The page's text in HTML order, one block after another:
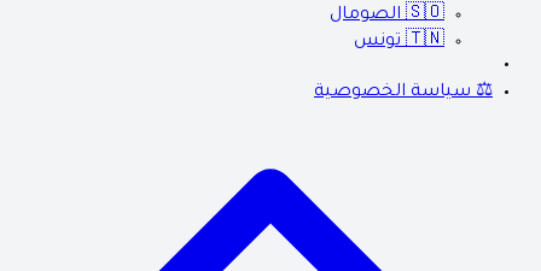
🇸🇴 الصومال
🇹🇳 تونس
⚖️ سياسة الخصوصية